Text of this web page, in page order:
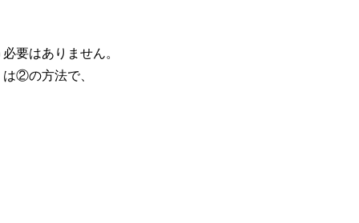
う必要はありません。
くは②の方法で、